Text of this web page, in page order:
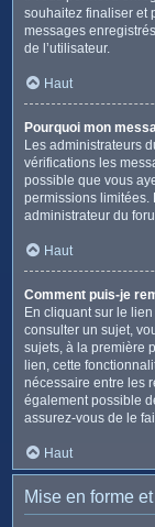
souhaitez finaliser et
messages
de l’utilisateur.
Haut
Pourquoi mon
Les administrateurs
vérifications les
possible que vous
permissions limitées.
administrateur du
Haut
Comment puis-je
En cliquant sur le
consulter un sujet,
sujets, à la première
lien, cette
nécessaire entre les
également possible
assurez-vous de le
Haut
Mise en forme